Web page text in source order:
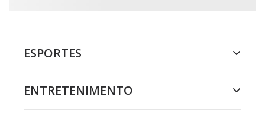
ESPORTES
ENTRETENIMENTO